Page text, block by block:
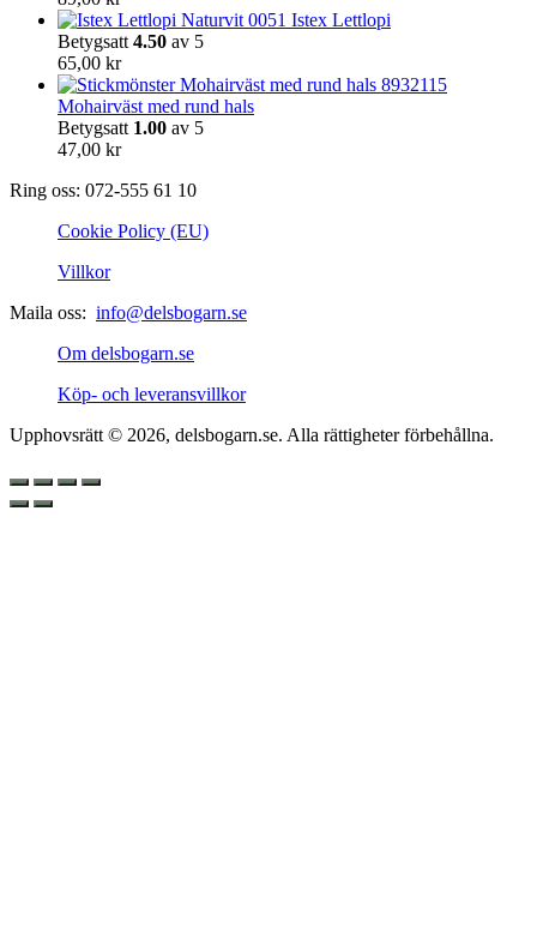
Istex Lettlopi
Betygsatt4.50 av 5
65,00 kr
Mohairväst med rund hals
Betygsatt 1.00 av 5
47,00 kr
Ring oss: 072-555 61 10
Cookie Policy (EU)
Villkor
Maila oss: info@delsbogarn.se
Om delsbogarn.se
Köp- och leveransvillkor
Upphovsrätt © 2026, delsbogarn.se. Alla rättigheter förbehållna.